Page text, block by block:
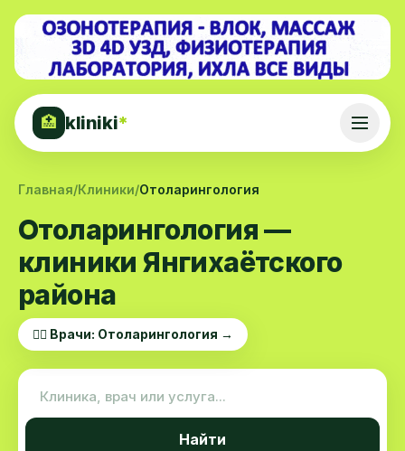
🏥 kliniki*
Главная/Клиники/Отоларингология
Отоларингология —
клиники Янгихаётского
района
👨‍⚕️ Врачи: Отоларингология →
Найти